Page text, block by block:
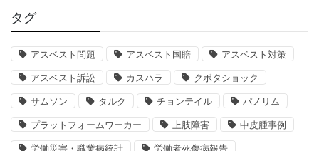
タグ
アスベスト問題 アスベスト国賠 アスベスト対策
アスベスト訴訟 カスハラ クボタショック
サムソン タルク チョンテイル パノリム
プラットフォームワーカー 上肢障害 中皮腫事例
労働災害・職業病統計 労働者死傷病報告